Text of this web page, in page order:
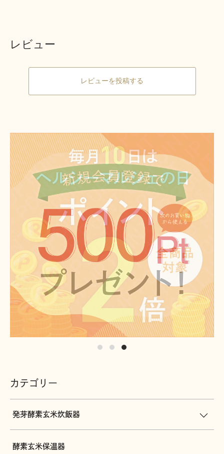
レビュー
レビューを投稿する
カテゴリー
発芽酵素玄米炊飯器
酵素玄米保温器